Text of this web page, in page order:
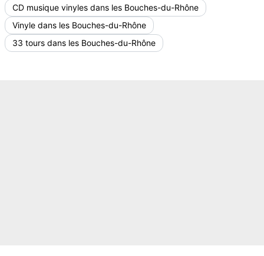
CD musique vinyles dans les Bouches-du-Rhône
Vinyle dans les Bouches-du-Rhône
33 tours dans les Bouches-du-Rhône